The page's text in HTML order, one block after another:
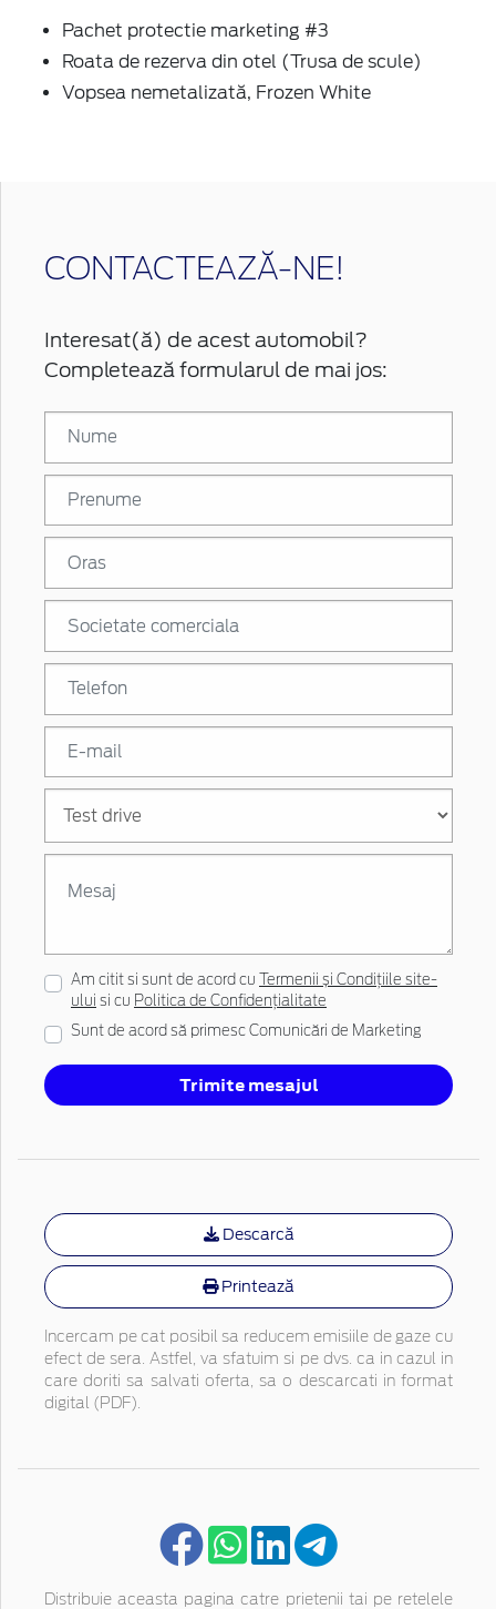
Pachet protectie marketing #3
Roata de rezerva din otel (Trusa de scule)
Vopsea nemetalizată, Frozen White
CONTACTEAZĂ-NE!
Interesat(ă) de acest automobil?
Completează formularul de mai jos:
Am citit si sunt de acord cu
Termenii și Condițiile site-
ului si cu Politica de Confidențialitate
Sunt de acord să primesc Comunicări de Marketing
Trimite mesajul
Descarcă
Printează
Incercam pe cat posibil sa reducem emisiile de gaze cu
efect de sera. Astfel, va sfatuim si pe dvs. ca in cazul in
care doriti sa salvati oferta, sa o descarcati in format
digital (PDF).
Distribuie aceasta pagina catre prietenii tai pe retelele